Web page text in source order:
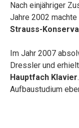
Nach einjähriger
Jahre 2002
Strauss-
Im Jahr 2007
Dressler und
Hauptfach Klavier
Aufbaustudium